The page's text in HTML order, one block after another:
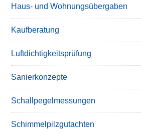
Haus- und Wohnungsübergaben
Kaufberatung
Luftdichtigkeitsprüfung
Sanierkonzepte
Schallpegelmessungen
Schimmelpilzgutachten